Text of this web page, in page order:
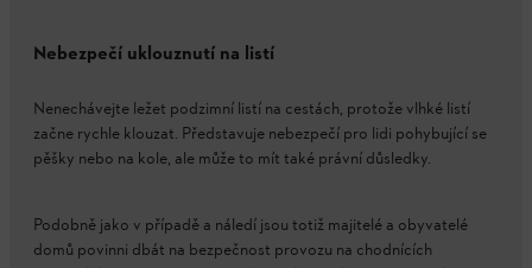
Nebezpečí uklouznutí na listí
Nenechávejte ležet podzimní listí na cestách, protože vlhké listí
začne rychle klouzat. Představuje nebezpečí pro lidi pohybující se
pěšky nebo na kole, ale může to mít také právní důsledky.
Podobně jako v případě a náledí jsou totiž majitelé a obyvatelé
domů povinni dbát na bezpečnost provozu na chodnících